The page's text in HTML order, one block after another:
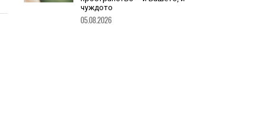
Очилата на DuckDuckGo са
евтини, не се зареждат никога
и не навлизат в личното